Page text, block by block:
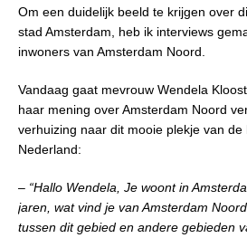
Om een duidelijk beeld te krijgen over
stad Amsterdam, heb ik interviews
inwoners van Amsterdam Noord.
Vandaag gaat mevrouw Wendela
haar mening over Amsterdam Noord
verhuizing naar dit mooie plekje van de
Nederland:
– “Hallo Wendela, Je woont in
jaren, wat vind je van Amsterdam
tussen dit gebied en andere gebieden